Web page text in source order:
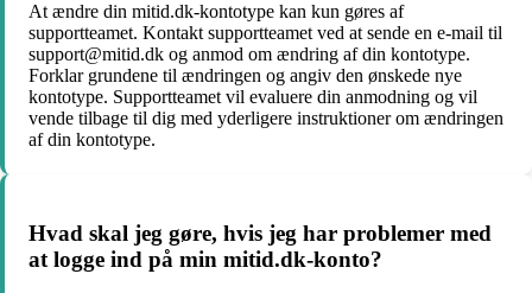
At ændre din mitid.dk-kontotype kan kun gøres af
supportteamet. Kontakt supportteamet ved at sende en e-mail til
support@mitid.dk og anmod om ændring af din kontotype.
Forklar grundene til ændringen og angiv den ønskede nye
kontotype. Supportteamet vil evaluere din anmodning og vil
vende tilbage til dig med yderligere instruktioner om ændringen
af din kontotype.
Hvad skal jeg gøre, hvis jeg har problemer med
at logge ind på min mitid.dk-konto?